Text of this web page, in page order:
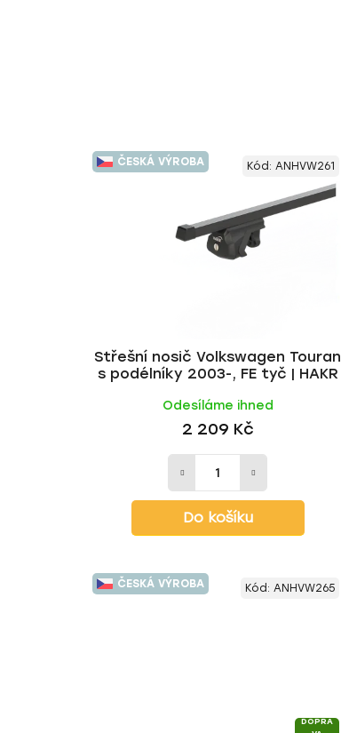
ČESKÁ VÝROBA
Střešní nosič Volkswagen Touran
s podélníky 2003-, FE tyč | HAKR
Odesíláme ihned
2 209 Kč
Do košíku
Kód: ANHVW261
ČESKÁ VÝROBA
DOPRA
Kód: ANHVW265